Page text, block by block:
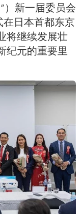
）新一届委员会
在日本首都东京
将继续发展壮
纪元的重要里